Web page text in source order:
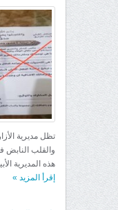
تظل مديرية
والقلب
هذه المديرية
إقرأ المزيد »